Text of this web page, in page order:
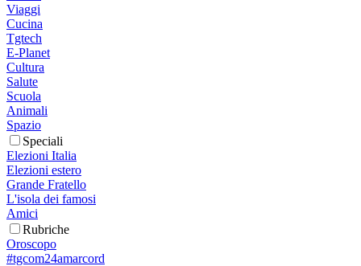
Viaggi
Cucina
Tgtech
E-Planet
Cultura
Salute
Scuola
Animali
Spazio
Speciali
Elezioni Italia
Elezioni estero
Grande Fratello
L'isola dei famosi
Amici
Rubriche
Oroscopo
#tgcom24amarcord